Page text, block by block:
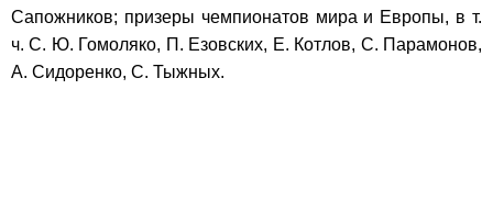
Сапожников; призеры чемпионатов мира и Европы, в т.
ч. С. Ю. Гомоляко, П. Езовских, Е. Котлов, С. Парамонов,
А. Сидоренко, С. Тыжных.